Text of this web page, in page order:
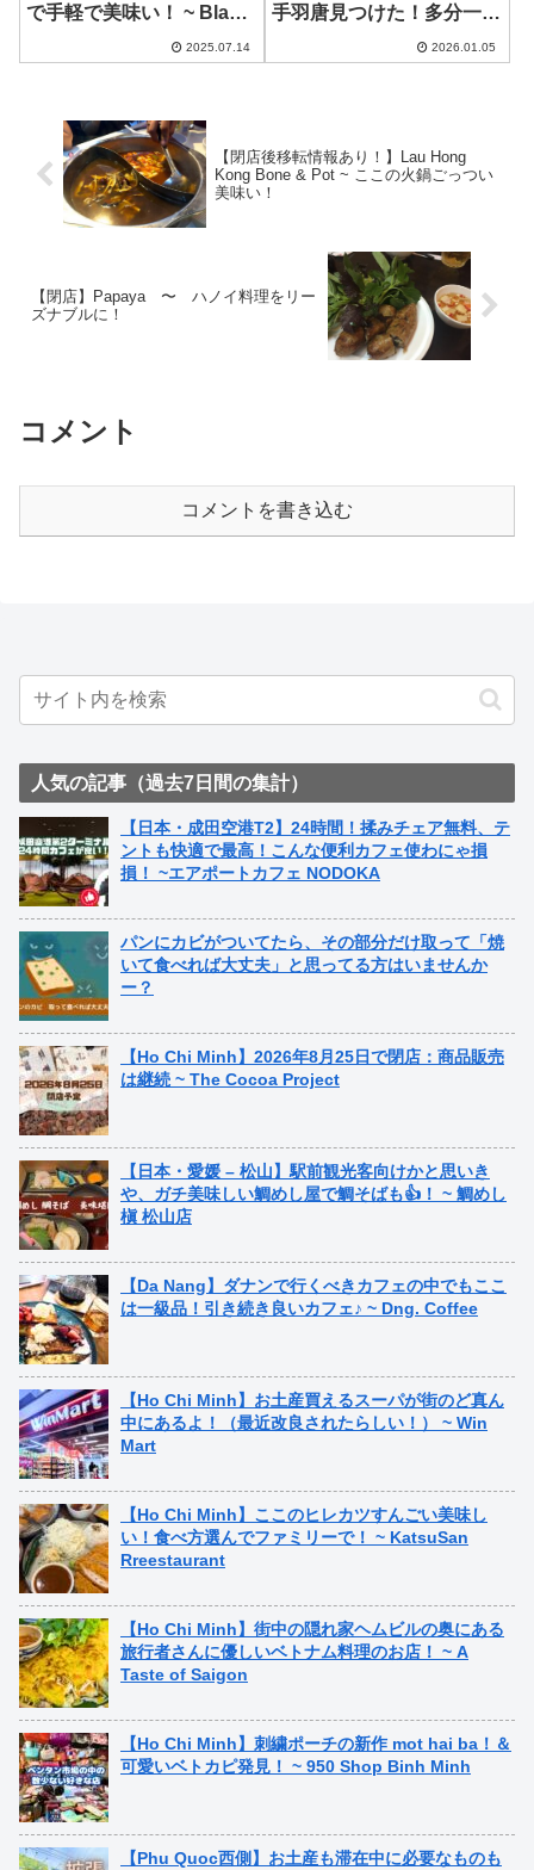
で手軽で美味い！ ~ Black
2025.07.14
手羽唐見つけた！多分一部
~ Gusaiku
2026.01.05
【閉店後移転情報あり！】Lau Hong
Kong Bone & Pot ~ ここの火鍋ごっつい
美味い！
【閉店】Papaya 〜 ハノイ料理をリー
ズナブルに！
コメント
コメントを書き込む
人気の記事（過去7日間の集計）
【日本・成田空港T2】24時間！揉みチェア無料、テ
ントも快適で最高！こんな便利カフェ使わにゃ損
損！ ~エアポートカフェ NODOKA
パンにカビがついてたら、その部分だけ取って「焼
いて食べれば大丈夫」と思ってる方はいませんか
ー？
【Ho Chi Minh】2026年8月25日で閉店：商品販売
は継続 ~ The Cocoa Project
【日本・愛媛 – 松山】駅前観光客向けかと思いき
や、ガチ美味しい鯛めし屋で鯛そばも👍！ ~ 鯛めし
槇 松山店
【Da Nang】ダナンで行くべきカフェの中でもここ
は一級品！引き続き良いカフェ♪ ~ Dng. Coffee
【Ho Chi Minh】お土産買えるスーパが街のど真ん
中にあるよ！（最近改良されたらしい！） ~ Win
Mart
【Ho Chi Minh】ここのヒレカツすんごい美味し
い！食べ方選んでファミリーで！ ~ KatsuSan
Rreestaurant
【Ho Chi Minh】街中の隠れ家ヘムビルの奥にある
旅行者さんに優しいベトナム料理のお店！ ~ A
Taste of Saigon
【Ho Chi Minh】刺繍ポーチの新作 mot hai ba！＆
可愛いベトカピ発見！ ~ 950 Shop Binh Minh
【Phu Quoc西側】お土産も滞在中に必要なものも